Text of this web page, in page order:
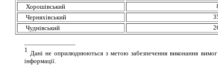
Хорошівський
Черняхівський
Чуднівський
1 Дані не оприлюднюються з метою забезпечення виконання
інформації.